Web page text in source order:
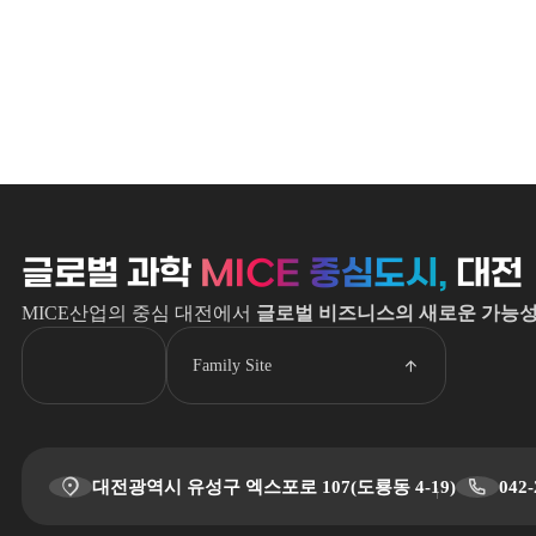
글로벌 과학 MICE 중심도시, 대전
MICE산업의 중심 대전에서 글로벌 비즈니스의 새로운 가능
Family Site
대전광역시 유성구 엑스포로 107(도룡동 4-19)